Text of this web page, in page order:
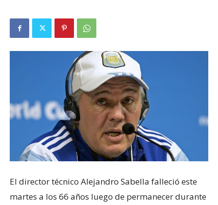
El director técnico Alejandro Sabella falleció este
martes a los 66 años luego de permanecer durante